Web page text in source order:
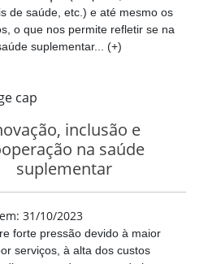
de saúde, etc.) e até mesmo os
o que nos permite refletir se na
suplementar... (+)
inclusão e
na saúde
suplementar
31/10/2023
forte pressão devido à maior
serviços, à alta dos custos